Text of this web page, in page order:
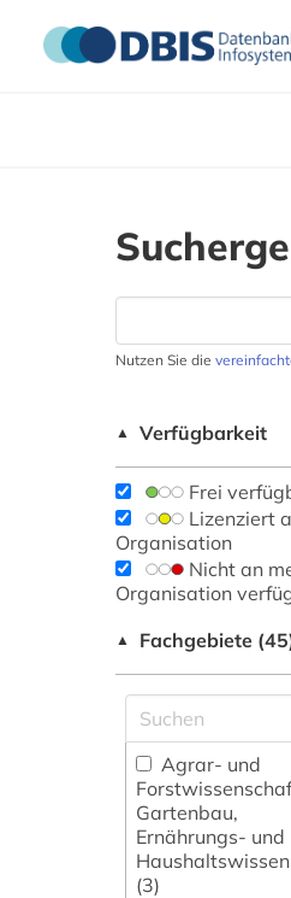
Nutzen Sie die
▲ Verfügbarkeit
Frei
Lizenziert
Organisation
Nicht an
Organisation
▲ Fachgebiete
Agrar- und
Gartenbau,
Ernährungs- und
(3)